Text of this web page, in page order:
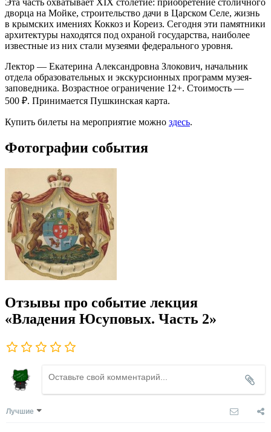
Эта часть охватывает XIX столетие: приобретение столичного
дворца на Мойке, строительство дачи в Царском Селе, жизнь
в крымских имениях Коккоз и Кореиз. Сегодня эти памятники
архитектуры находятся под охраной государства, наиболее
известные из них стали музеями федерального уровня.
Лектор — Екатерина Александровна Злокович, начальник
отдела образовательных и экскурсионных программ музея-
заповедника. Возрастное ограничение 12+. Стоимость —
500 ₽. Принимается Пушкинская карта.
Купить билеты на мероприятие можно здесь.
Фотографии события
Отзывы про событие лекция
«Владения Юсуповых. Часть 2»
Лучшие